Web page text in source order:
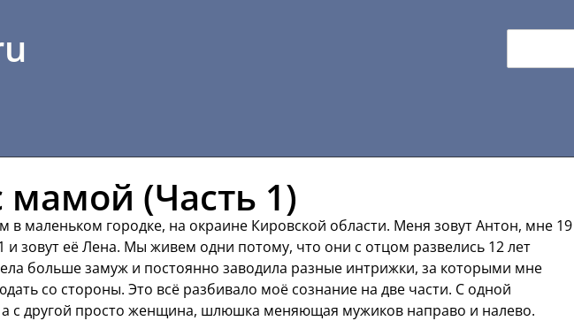
мамой (Часть 1)
маленьком городке, на окраине Кировской области. Меня зовут Антон, мне 19
и зовут её Лена. Мы живем одни потому, что они с отцом развелись 12 лет
больше замуж и постоянно заводила разные интрижки, за которыми мне
со стороны. Это всё разбивало моё сознание на две части. С одной
с другой просто женщина, шлюшка меняющая мужиков направо и налево.